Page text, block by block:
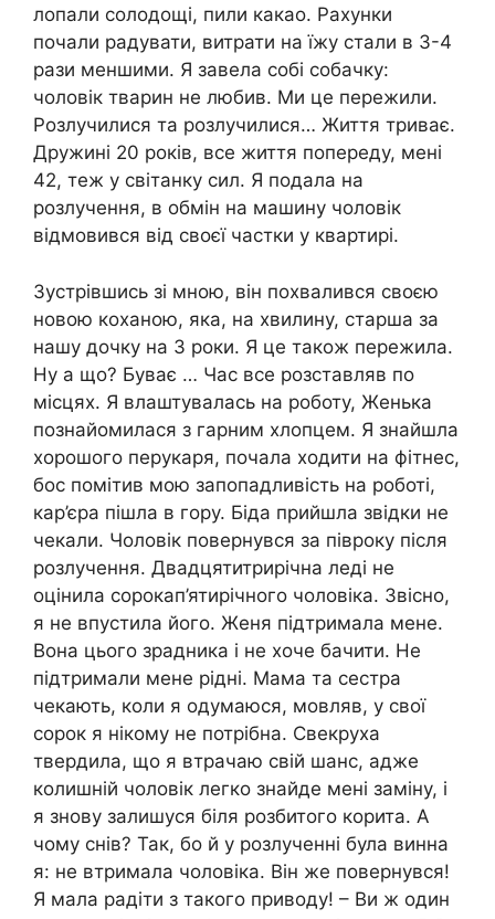
лопали солодощі, пили какао. Рахунки
почали радувати, витрати на їжу стали в 3-4
рази меншими. Я завела собі собачку:
чоловік тварин не любив. Ми це пережили.
Розлучилися та розлучилися… Життя триває.
Дружині 20 років, все життя попереду, мені
42, теж у світанку сил. Я подала на
розлучення, в обмін на машину чоловік
відмовився від своєї частки у квартирі.
Зустрівшись зі мною, він похвалився своєю
новою коханою, яка, на хвилину, старша за
нашу дочку на 3 роки. Я це також пережила.
Ну а що? Буває … Час все розставляв по
місцях. Я влаштувалась на роботу, Женька
познайомилася з гарним хлопцем. Я знайшла
хорошого перукаря, почала ходити на фітнес,
бос помітив мою запопадливість на роботі,
кар’єра пішла в гору. Біда прийшла звідки не
чекали. Чоловік повернувся за півроку після
розлучення. Двадцятитрирічна леді не
оцінила сорокап’ятирічного чоловіка. Звісно,
я не впустила його. Женя підтримала мене.
Вона цього зрадника і не хоче бачити. Не
підтримали мене рідні. Мама та сестра
чекають, коли я одумаюся, мовляв, у свої
сорок я нікому не потрібна. Свекруха
твердила, що я втрачаю свій шанс, адже
колишній чоловік легко знайде мені заміну, і
я знову залишуся біля розбитого корита. А
чому снів? Так, бо й у розлученні була винна
я: не втримала чоловіка. Він же повернувся!
Я мала радіти з такого приводу! – Ви ж один